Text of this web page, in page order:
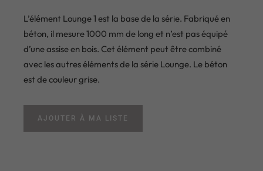
L’élément Lounge 1 est la base de la série. Fabriqué en
béton, il mesure 1000 mm de long et n’est pas équipé
d’une assise en bois. Cet élément peut être combiné
avec les autres éléments de la série Lounge. Le béton
est de couleur grise.
AJOUTER À MA LISTE